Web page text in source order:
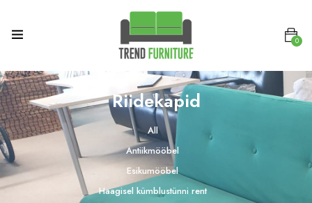
0
Riidekapid
All
Antiikmööbel
Esikumööbel
Haagisel kümblustünni rent